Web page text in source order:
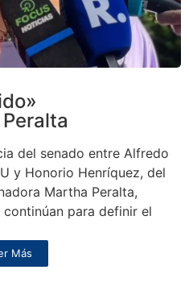
del senado entre Alfredo
y Honorio Henríquez, del
Martha Peralta,
para definir el
Más